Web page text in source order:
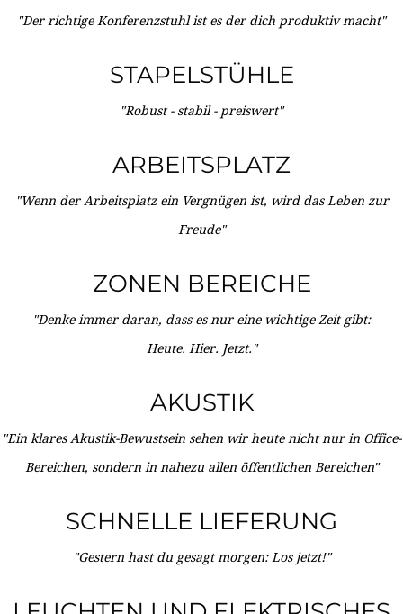
"Der richtige Konferenzstuhl ist es der dich produktiv macht"
STAPELSTÜHLE
"Robust - stabil - preiswert"
ARBEITSPLATZ
"Wenn der Arbeitsplatz ein Vergnügen ist, wird das Leben zur
Freude"
ZONEN BEREICHE
"Denke immer daran, dass es nur eine wichtige Zeit gibt:
Heute. Hier. Jetzt."
AKUSTIK
"Ein klares Akustik-Bewustsein sehen wir heute nicht nur in Office-
Bereichen, sondern in nahezu allen öffentlichen Bereichen"
SCHNELLE LIEFERUNG
"Gestern hast du gesagt morgen: Los jetzt!"